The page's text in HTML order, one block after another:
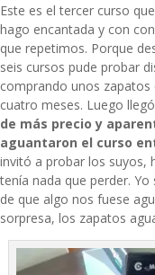
Este es el tercer curso
hago encantada y con
que repetimos. Porque
seis cursos pude probar
comprando unos
cuatro meses. Luego
de más precio y
aguantaron el curso
invitó a probar los suyos,
tenía nada que perder.
de que algo nos fuese
sorpresa, los zapatos